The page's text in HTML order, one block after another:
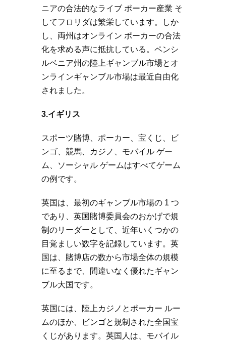
ニアの合法的なライブ ポーカー産業 そ
してフロリダは繁栄しています。しか
し、両州はオンライン ポーカーの合法
化を求める声に抵抗している。ペンシ
ルベニア州の陸上ギャンブル市場とオ
ンラインギャンブル市場は最近自由化
されました。
3.イギリス
スポーツ賭博、ポーカー、宝くじ、ビ
ンゴ、競馬、カジノ、モバイル ゲー
ム、ソーシャル ゲームはすべてゲーム
の例です。
英国は、最初のギャンブル市場の 1 つ
であり、英国賭博委員会のおかげで規
制のリーダーとして、近年いくつかの
目覚ましい数字を記録しています。英
国は、賭博店の数から市場全体の規模
に至るまで、間違いなく優れたギャン
ブル大国です。
英国には、陸上カジノとポーカー ルー
ムのほか、ビンゴと規制された全国宝
くじがあります。英国人は、モバイル